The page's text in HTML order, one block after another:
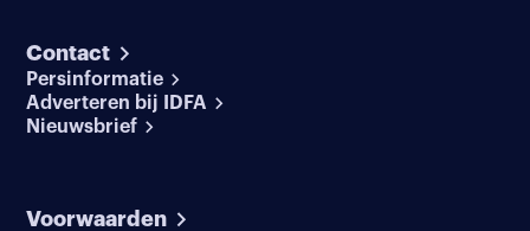
Contact
Persinformatie
Adverteren bij IDFA
Nieuwsbrief
Voorwaarden